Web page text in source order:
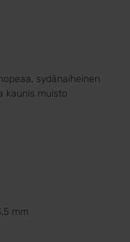
sydänaiheinen
kaunis muisto
mm